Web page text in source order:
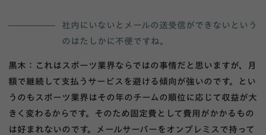
社内にいないとメールの送受信ができないという
のはたしかに不便ですね。
黒木：これはスポーツ業界ならではの事情だと思いますが、月
額で継続して支払うサービスを避ける傾向が強いのです。とい
うのもスポーツ業界はその年のチームの順位に応じて収益が大
きく変わるからです。そのため固定費として費用がかかるもの
は好まれないのです。メールサーバーをオンプレミスで持って